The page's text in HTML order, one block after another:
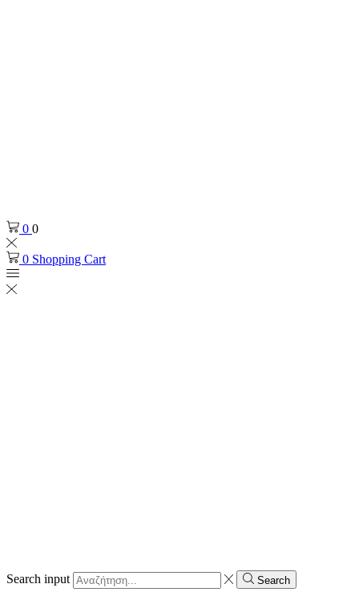
0 0
0 Shopping Cart
Search input Search